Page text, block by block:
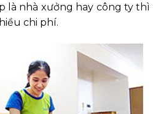
là nhà xưởng hay công ty
chi phí.